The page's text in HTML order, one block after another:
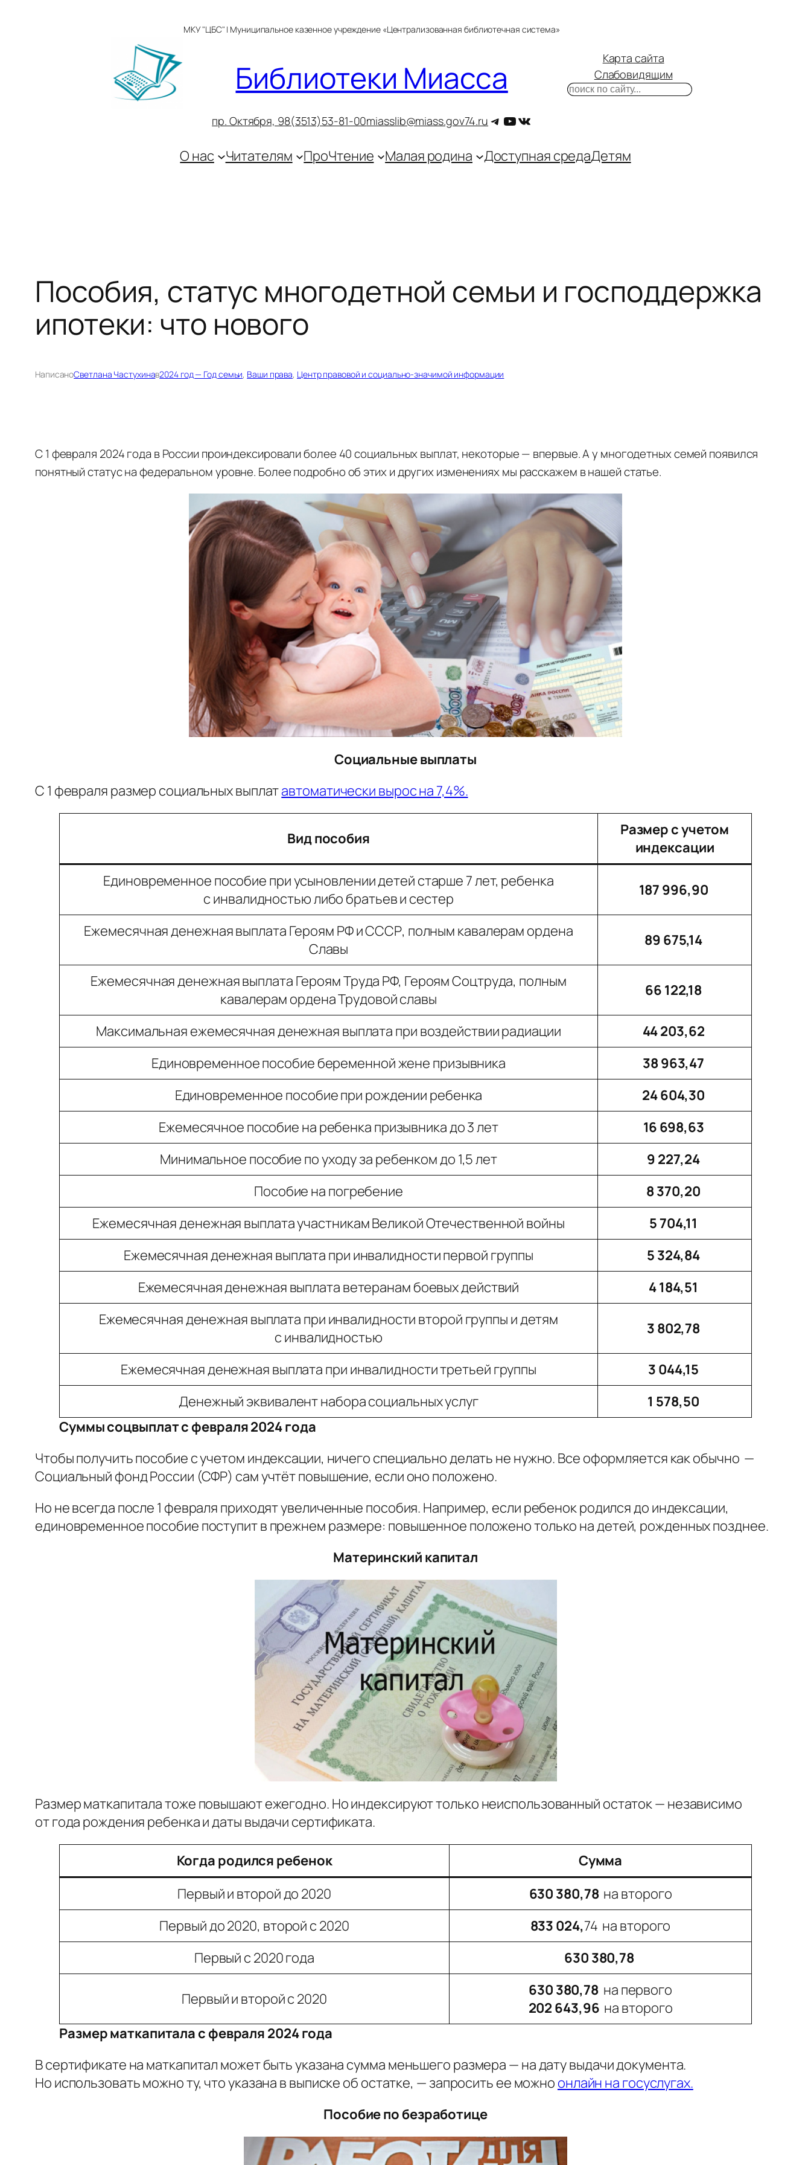
МКУ "ЦБС" | Муниципальное казенное учреждение «Централизованная библиотечная система»
Библиотеки Миасса
пр. Октября, 98(3513)53-81-00miasslib@miass.gov74.ru Telegram
YouTube
ВКонтакте
Карта сайта
Слабовидящим
Поиск
О нас Читателям ПроЧтение Малая родина Доступная средаДетям
Пособия, статус многодетной семьи и господдержка
ипотеки: что нового
НаписаноСветлана Частухинав2024 год — Год семьи, Ваши права, Центр правовой и социально-значимой информации
С 1 февраля 2024 года в России проиндексировали более 40 социальных выплат, некоторые — впервые. А у многодетных семей появился
понятный статус на федеральном уровне. Более подробно об этих и других изменениях мы расскажем в нашей статье.
Социальные выплаты
С 1 февраля размер социальных выплатавтоматически вырос на 7,4%.
Вид пособия
Размер с учетом
индексации
Единовременное пособие при усыновлении детей старше 7 лет, ребенка
с инвалидностью либо братьев и сестер
187 996,90
Ежемесячная денежная выплата Героям РФ и СССР, полным кавалерам ордена
Славы
89 675,14
Ежемесячная денежная выплата Героям Труда РФ, Героям Соцтруда, полным
кавалерам ордена Трудовой славы
66 122,18
Максимальная ежемесячная денежная выплата при воздействии радиации
44 203,62
Единовременное пособие беременной жене призывника
38 963,47
Единовременное пособие при рождении ребенка
24 604,30
Ежемесячное пособие на ребенка призывника до 3 лет
16 698,63
Минимальное пособие по уходу за ребенком до 1,5 лет
9 227,24
Пособие на погребение
8 370,20
Ежемесячная денежная выплата участникам Великой Отечественной войны
5 704,11
Ежемесячная денежная выплата при инвалидности первой группы
5 324,84
Ежемесячная денежная выплата ветеранам боевых действий
4 184,51
Ежемесячная денежная выплата при инвалидности второй группы и детям
с инвалидностью
3 802,78
Ежемесячная денежная выплата при инвалидности третьей группы
3 044,15
Денежный эквивалент набора социальных услуг
1 578,50
Суммы соцвыплат с февраля 2024 года
Чтобы получить пособие с учетом индексации, ничего специально делать не нужно. Все оформляется как обычно —
Социальный фонд России (СФР) сам учтёт повышение, если оно положено.
Но не всегда после 1 февраля приходят увеличенные пособия. Например, если ребенок родился до индексации,
единовременное пособие поступит в прежнем размере: повышенное положено только на детей, рожденных позднее.
Материнский капитал
Размер маткапитала тоже повышают ежегодно. Но индексируют только неиспользованный остаток — независимо
от года рождения ребенка и даты выдачи сертификата.
Когда родился ребенок
Сумма
Первый и второй до 2020
630 380,78 на второго
Первый до 2020, второй с 2020
833 024,74 на второго
Первый с 2020 года
630 380,78
Первый и второй с 2020 630 380,78 на первого
202 643,96 на второго
Размер маткапитала с февраля 2024 года
В сертификате на маткапитал может быть указана сумма меньшего размера — на дату выдачи документа.
Но использовать можно ту, что указана в выписке об остатке, — запросить ее можно онлайн на госуслугах.
Пособие по безработице